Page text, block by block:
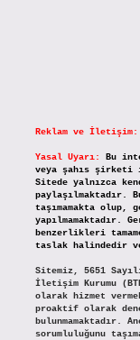
Reklam ve İletişim:
Yasal Uyarı:
Bu
veya şahıs şirketi
Sitede yalnızca
taşımamakta olup,
yapılmamaktadır.
benzerlikleri
taslak halindedir
Sitemiz, 5651
İletişim Kurumu
olarak hizmet
proaktif olarak
bulunmamaktadır.
sorumluluğunu